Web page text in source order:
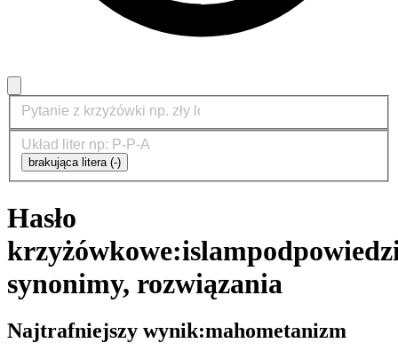
brakująca litera (-)
Hasło
krzyżówkowe:islam
synonimy, rozwiązania
Najtrafniejszy wynik:mahometanizm